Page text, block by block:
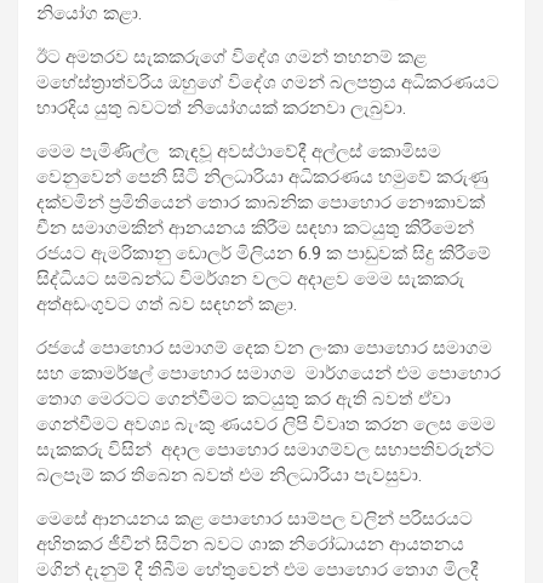
නියෝග කළා.
ඊට අමතරව සැකකරුගේ විදේශ ගමන් තහනම් කළ
මහේස්ත්‍රාත්වරිය ඔහුගේ විදේශ ගමන් බලපත්‍රය අධිකරණයට
භාරදිය යුතු බවටත් නියෝගයක් කරනවා ලැබුවා.
මෙම පැමිණිල්ල කැඳවූ අවස්ථාවේදී අල්ලස් කොමිසම
වෙනුවෙන් පෙනී සිටි නිලධාරියා අධිකරණය හමුවේ කරුණු
දක්වමින් ප්‍රමිතියෙන් තොර කාබනික පොහොර නෞකාවක්
චීන සමාගමකින් ආනයනය කිරීම සඳහා කටයුතු කිරීමෙන්
රජයට ඇමරිකානු ඩොලර් මිලියන 6.9 ක පාඩුවක් සිදු කිරීමේ
සිද්ධියට සම්බන්ධ විමර්ශන වලට අදාළව මෙම සැකකරු
අත්අඩංගුවට ගත් බව සඳහන් කළා.
රජයේ පොහොර සමාගම් දෙක වන ලංකා පොහොර සමාගම
සහ කොමර්ෂල් පොහොර සමාගම මාර්ගයෙන් එම පොහොර
තොග මෙරටට ගෙන්වීමට කටයුතු කර ඇති බවත් ඒවා
ගෙන්වීමට අවශ්‍ය බැංකු ණයවර ලිපි විවෘත කරන ලෙස මෙම
සැකකරු විසින් අදාල පොහොර සමාගම්වල සභාපතිවරුන්ට
බලපෑම් කර තිබෙන බවත් එම නිලධාරියා පැවසුවා.
මෙසේ ආනයනය කළ පොහොර සාම්පල වලින් පරිසරයට
අහිතකර ජීවීන් සිටින බවට ශාක නිරෝධායන ආයතනය
මගින් දැනුම් දී තිබීම හේතුවෙන් එම පොහොර තොග මිලදී